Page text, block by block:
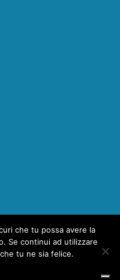
Theme by
che tu possa avere la
Se continui ad utilizzare
tu ne sia felice.